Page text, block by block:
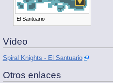
El Santuario
Vídeo
Spiral Knights - El Santuario
Otros enlaces